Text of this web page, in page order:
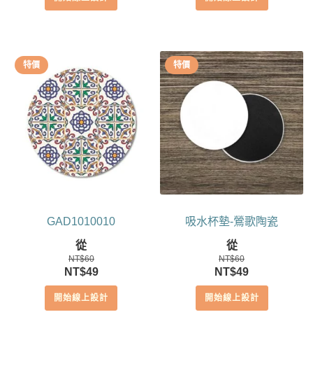
特價
GAD1010010
從
NT$60
原
始
價
NT$49目
前
價
開始線上設計
特價
吸水杯墊-鶯歌陶瓷
從
NT$60
原
始
價
NT$49目
前
價
開始線上設計